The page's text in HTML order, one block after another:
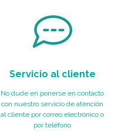
Servicio al cliente
No dude en ponerse en contacto
con nuestro servicio de atención
al cliente por correo electrónico o
por teléfono